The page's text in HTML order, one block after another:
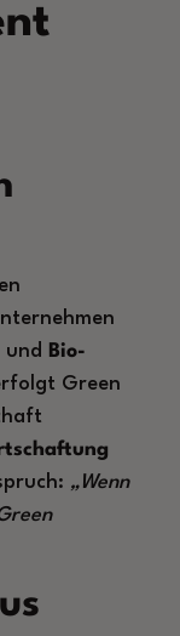
und Bio-
Green
„Wenn